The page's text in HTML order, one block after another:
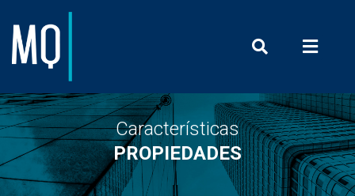
Características
PROPIEDADES